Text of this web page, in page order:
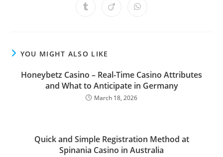
YOU MIGHT ALSO LIKE
Honeybetz Casino – Real-Time Casino Attributes
and What to Anticipate in Germany
March 18, 2026
Quick and Simple Registration Method at
Spinania Casino in Australia